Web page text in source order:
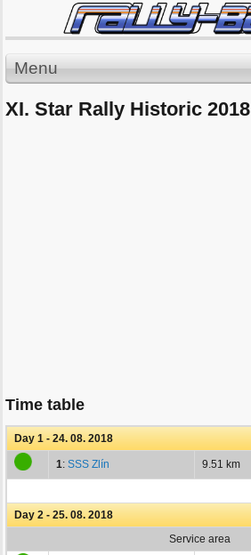
Menu
XI. Star Rally Historic 2018
Time table
Day 1 - 24. 08. 2018
1: SSS Zlín 9.51 km
Day 2 - 25. 08. 2018
Service area